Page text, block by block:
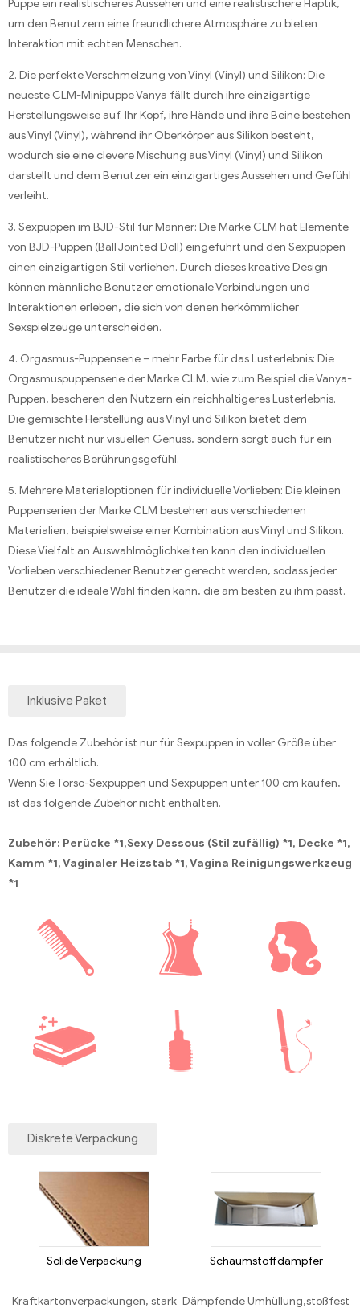
Puppe ein realistischeres Aussehen und eine realistischere Haptik,
um den Benutzern eine freundlichere Atmosphäre zu bieten
Interaktion mit echten Menschen.
2. Die perfekte Verschmelzung von Vinyl (Vinyl) und Silikon: Die
neueste CLM-Minipuppe Vanya fällt durch ihre einzigartige
Herstellungsweise auf. Ihr Kopf, ihre Hände und ihre Beine bestehen
aus Vinyl (Vinyl), während ihr Oberkörper aus Silikon besteht,
wodurch sie eine clevere Mischung aus Vinyl (Vinyl) und Silikon
darstellt und dem Benutzer ein einzigartiges Aussehen und Gefühl
verleiht.
3. Sexpuppen im BJD-Stil für Männer: Die Marke CLM hat Elemente
von BJD-Puppen (Ball Jointed Doll) eingeführt und den Sexpuppen
einen einzigartigen Stil verliehen. Durch dieses kreative Design
können männliche Benutzer emotionale Verbindungen und
Interaktionen erleben, die sich von denen herkömmlicher
Sexspielzeuge unterscheiden.
4. Orgasmus-Puppenserie – mehr Farbe für das Lusterlebnis: Die
Orgasmuspuppenserie der Marke CLM, wie zum Beispiel die Vanya-
Puppen, bescheren den Nutzern ein reichhaltigeres Lusterlebnis.
Die gemischte Herstellung aus Vinyl und Silikon bietet dem
Benutzer nicht nur visuellen Genuss, sondern sorgt auch für ein
realistischeres Berührungsgefühl.
5. Mehrere Materialoptionen für individuelle Vorlieben: Die kleinen
Puppenserien der Marke CLM bestehen aus verschiedenen
Materialien, beispielsweise einer Kombination aus Vinyl und Silikon.
Diese Vielfalt an Auswahlmöglichkeiten kann den individuellen
Vorlieben verschiedener Benutzer gerecht werden, sodass jeder
Benutzer die ideale Wahl finden kann, die am besten zu ihm passt.
Inklusive Paket
Das folgende Zubehör ist nur für Sexpuppen in voller Größe über
100 cm erhältlich.
Wenn Sie Torso-Sexpuppen und Sexpuppen unter 100 cm kaufen,
ist das folgende Zubehör nicht enthalten.
Zubehör: Perücke *1,Sexy Dessous (Stil zufällig) *1, Decke *1,
Kamm *1, Vaginaler Heizstab *1, Vagina Reinigungswerkzeug
*1
Diskrete Verpackung
Solide Verpackung
Kraftkartonverpackungen, stark
Schaumstoffdämpfer
Dämpfende Umhüllung,stoßfest